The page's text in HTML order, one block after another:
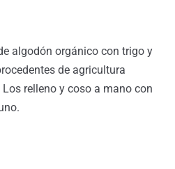
algodón orgánico con trigo y
de agricultura
relleno y coso a mano con